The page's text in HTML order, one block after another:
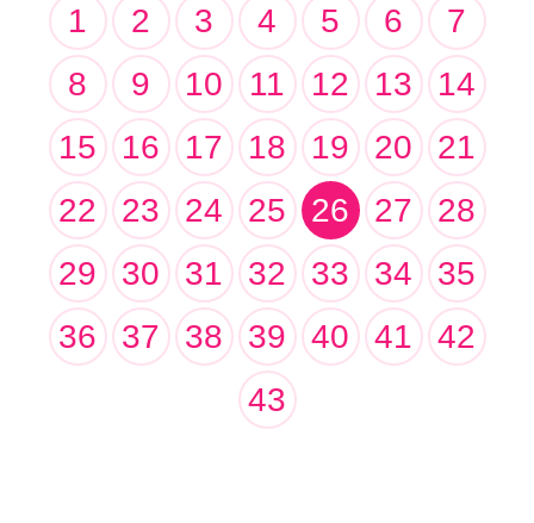
1 2 3 4 5 6
7
8
9 10 11 12 13
14
15
16 17 18 19 20
21
22
23 24 25 26 27
28
29
30 31 32 33 34
35
36
37 38 39 40 41
42
43